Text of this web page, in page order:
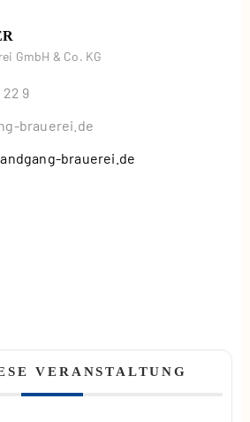
GmbH & Co. KG
22 9
brauerei.de
brauerei.de
VERANSTALTUNG